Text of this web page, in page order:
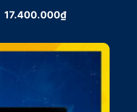
Giá
19.400.000₫.
17.400.000₫Giá
hiện
là:
17.400.000₫.